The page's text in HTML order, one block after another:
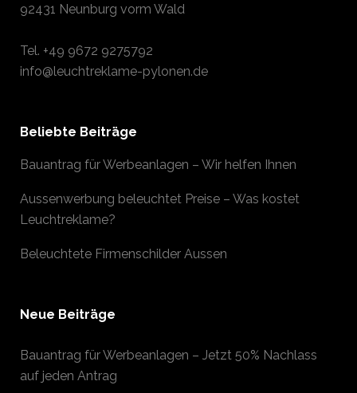
92431 Neunburg vorm Wald
Tel. +49 9672 9275792
info@leuchtreklame-pylonen.de
Beliebte Beiträge
Bauantrag für Werbeanlagen – Wir helfen Ihnen
Aussenwerbung beleuchtet Preise – Was kostet
Leuchtreklame?
Beleuchtete Firmenschilder Aussen
Neue Beiträge
Bauantrag für Werbeanlagen – Jetzt 50% Nachlass
auf jeden Antrag